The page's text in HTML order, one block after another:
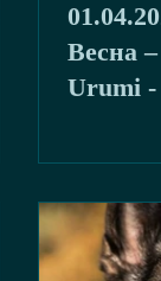
Весна
Urumi